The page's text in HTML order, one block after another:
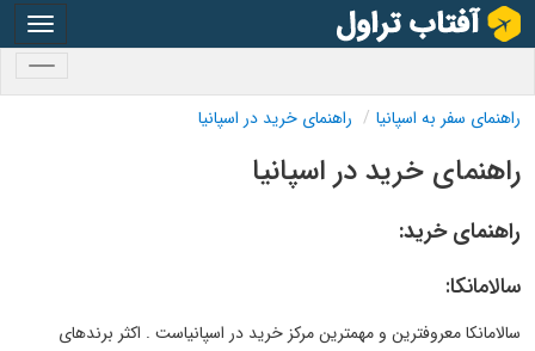
راهنمای سفر به اسپانیا راهنمای خرید در اسپانیا
راهنمای خرید در اسپانیا
راهنمای خرید:
سالامانکا:
سالامانکا معروفترین و مهمترین مرکز خرید در اسپانیاست . اکثر برندهای